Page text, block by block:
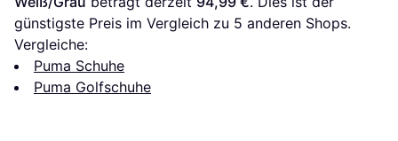
günstigste Preis im Vergleich zu 5 anderen Shops.
Vergleiche:
Puma Schuhe
Puma Golfschuhe